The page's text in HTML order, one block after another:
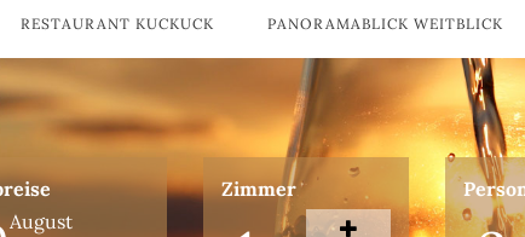
RESTAURANT KUCKUCK PANORAMABLICK WEITBLICK
Zimmer